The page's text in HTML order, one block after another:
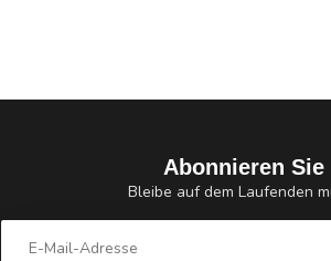
Abonnieren
Bleibe auf dem Laufenden